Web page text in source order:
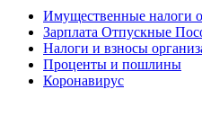
Имущественные налоги
Зарплата Отпускные
Налоги и взносы
Проценты и пошлины
Коронавирус